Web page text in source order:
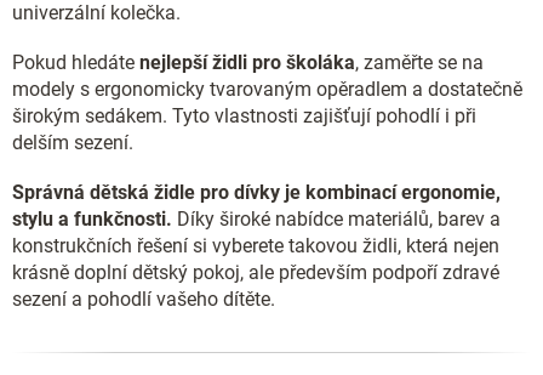
univerzální kolečka.
Pokud hledáte nejlepší židli pro školáka, zaměřte se na
modely s ergonomicky tvarovaným opěradlem a dostatečně
širokým sedákem. Tyto vlastnosti zajišťují pohodlí i při
delším sezení.
Správná dětská židle pro dívky je kombinací ergonomie,
stylu a funkčnosti. Díky široké nabídce materiálů, barev a
konstrukčních řešení si vyberete takovou židli, která nejen
krásně doplní dětský pokoj, ale především podpoří zdravé
sezení a pohodlí vašeho dítěte.